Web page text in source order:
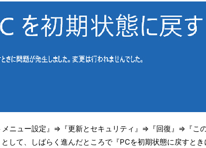
ニュー設定』⇒『更新とセキュリティ』⇒『回復』⇒『この
して、しばらく進んだところで『PCを初期状態に戻すと